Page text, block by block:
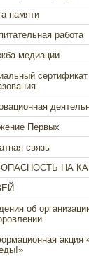
памяти
работа
медиации
Первых
связь
НА
об
акция